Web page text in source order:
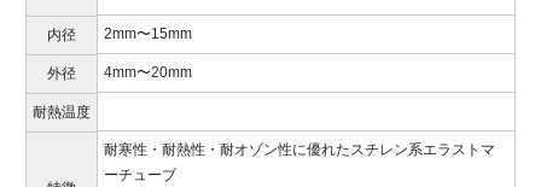
内径 2mm〜15mm
外径 4mm〜20mm
耐熱温度
耐寒性・耐熱性・耐オゾン性に優れたスチレン系エラストマ
ーチューブ